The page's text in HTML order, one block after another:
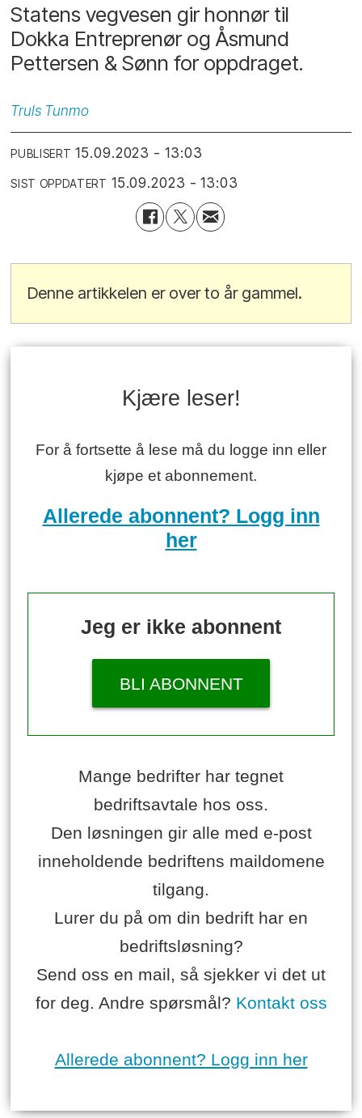
Statens vegvesen gir honnør til
Dokka Entreprenør og Åsmund
Pettersen & Sønn for oppdraget.
Truls Tunmo
PUBLISERT 15.09.2023 - 13:03
SIST OPPDATERT 15.09.2023 - 13:03
Denne artikkelen er over to år gammel.
Kjære leser!
For å fortsette å lese må du logge inn eller
kjøpe et abonnement.
Allerede abonnent? Logg inn
her
Jeg er ikke abonnent
BLI ABONNENT
Mange bedrifter har tegnet
bedriftsavtale hos oss.
Den løsningen gir alle med e-post
inneholdende bedriftens maildomene
tilgang.
Lurer du på om din bedrift har en
bedriftsløsning?
Send oss en mail, så sjekker vi det ut
for deg. Andre spørsmål? Kontakt oss
Allerede abonnent? Logg inn her